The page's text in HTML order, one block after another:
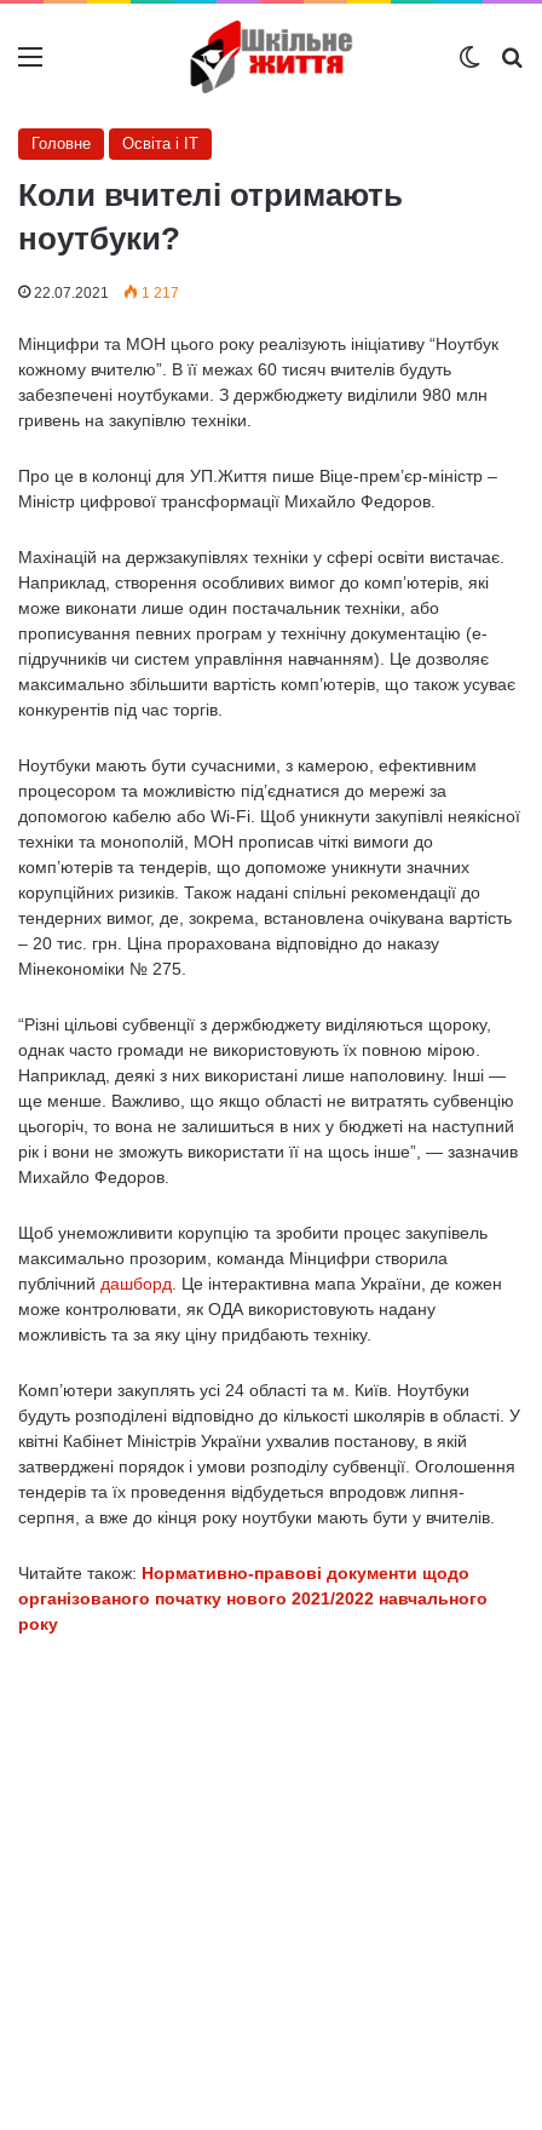
Меню
Головне Освіта і IT
Коли вчителі отримають
ноутбуки?
22.07.2021 1 217
Мінцифри та МОН цього року реалізують ініціативу “Ноутбук
кожному вчителю”. В її межах 60 тисяч вчителів будуть
забезпечені ноутбуками. З держбюджету виділили 980 млн
гривень на закупівлю техніки.
Про це в колонці для УП.Життя пише Віце-прем’єр-міністр –
Міністр цифрової трансформації Михайло Федоров.
Махінацій на держзакупівлях техніки у сфері освіти вистачає.
Наприклад, створення особливих вимог до комп’ютерів, які
може виконати лише один постачальник техніки, або
прописування певних програм у технічну документацію (е-
підручників чи систем управління навчанням). Це дозволяє
максимально збільшити вартість комп’ютерів, що також усуває
конкурентів під час торгів.
Ноутбуки мають бути сучасними, з камерою, ефективним
процесором та можливістю під’єднатися до мережі за
допомогою кабелю або Wi-Fi. Щоб уникнути закупівлі неякісної
техніки та монополій, МОН прописав чіткі вимоги до
комп’ютерів та тендерів, що допоможе уникнути значних
корупційних ризиків. Також надані спільні рекомендації до
тендерних вимог, де, зокрема, встановлена очікувана вартість
– 20 тис. грн. Ціна прорахована відповідно до наказу
Мінекономіки № 275.
“Різні цільові субвенції з держбюджету виділяються щороку,
однак часто громади не використовують їх повною мірою.
Наприклад, деякі з них використані лише наполовину. Інші —
ще менше. Важливо, що якщо області не витратять субвенцію
цьогоріч, то вона не залишиться в них у бюджеті на наступний
рік і вони не зможуть використати її на щось інше”, — зазначив
Михайло Федоров.
Щоб унеможливити корупцію та зробити процес закупівель
максимально прозорим, команда Мінцифри створила
публічний дашборд.
Це інтерактивна мапа України, де кожен
може контролювати, як ОДА використовують надану
можливість та за яку ціну придбають техніку.
Комп’ютери закуплять усі 24 області та м. Київ. Ноутбуки
будуть розподілені відповідно до кількості школярів в області. У
квітні Кабінет Міністрів України ухвалив постанову, в якій
затверджені порядок і умови розподілу субвенції. Оголошення
тендерів та їх проведення відбудеться впродовж липня-
серпня, а вже до кінця року ноутбуки мають бути у вчителів.
Читайте також: Нормативно-правові документи щодо
організованого початку нового 2021/2022 навчального
року